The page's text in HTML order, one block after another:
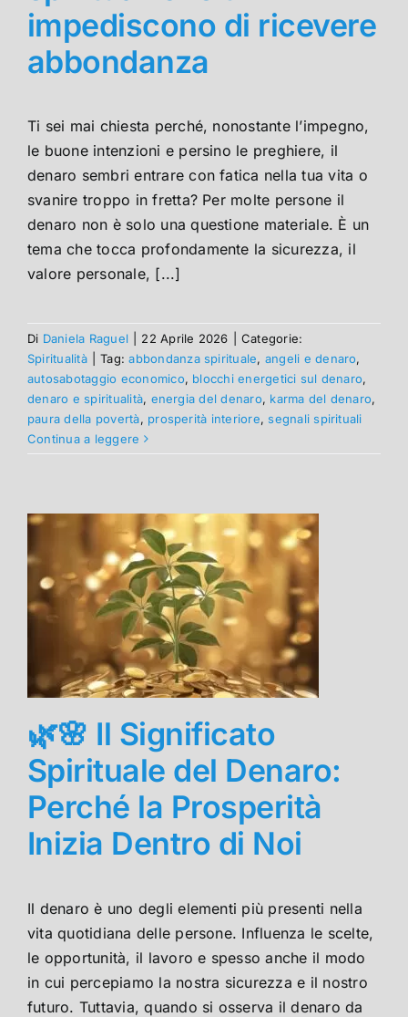
impediscono di ricevere
abbondanza
Ti sei mai chiesta perché, nonostante l’impegno,
le buone intenzioni e persino le preghiere, il
denaro sembri entrare con fatica nella tua vita o
svanire troppo in fretta? Per molte persone il
denaro non è solo una questione materiale. È un
tema che tocca profondamente la sicurezza, il
valore personale, [...]
Di Daniela Raguel 22 Aprile 2026
Categorie:
Spiritualità
Tag:abbondanza spirituale, angeli e denaro,
autosabotaggio economico, blocchi energetici sul denaro,
denaro e spiritualità, energia del denaro, karma del denaro,
paura della povertà, prosperità interiore,segnali spirituali
Continua a leggere
🌿🌸 Il Significato
Spirituale del Denaro:
Perché la Prosperità
Inizia Dentro di Noi
Il denaro è uno degli elementi più presenti nella
vita quotidiana delle persone. Influenza le scelte,
le opportunità, il lavoro e spesso anche il modo
in cui percepiamo la nostra sicurezza e il nostro
futuro. Tuttavia, quando si osserva il denaro da